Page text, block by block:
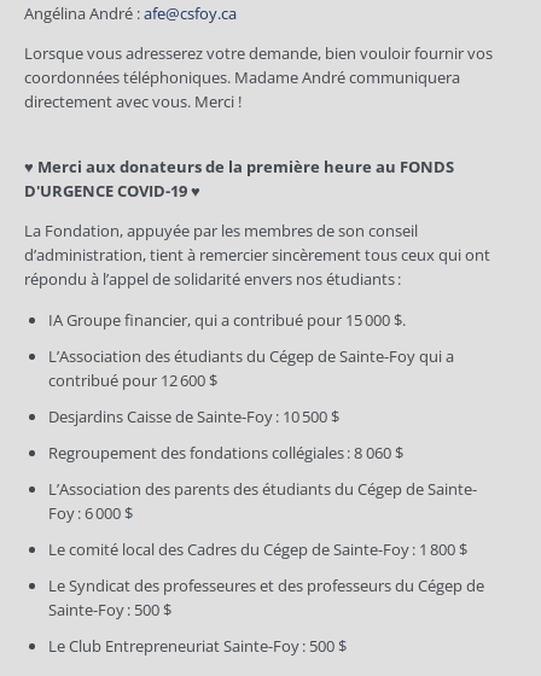
Angélina André :afe@csfoy.ca
Lorsque vous adresserez votre demande, bien vouloir fournir vos
coordonnées téléphoniques. Madame André communiquera
directement avec vous. Merci !
♥ Merci aux donateurs de la première heure au FONDS
D'URGENCE COVID-19 ♥
La Fondation, appuyée par les membres de son conseil
d’administration, tient à remercier sincèrement tous ceux qui ont
répondu à l’appel de solidarité envers nos étudiants :
IA Groupe financier, qui a contribué pour 15 000 $.
L’Association des étudiants du Cégep de Sainte-Foy qui a
contribué pour 12 600 $
Desjardins Caisse de Sainte-Foy : 10 500 $
Regroupement des fondations collégiales : 8 060 $
L’Association des parents des étudiants du Cégep de Sainte-
Foy : 6 000 $
Le comité local des Cadres du Cégep de Sainte-Foy : 1 800 $
Le Syndicat des professeures et des professeurs du Cégep de
Sainte-Foy : 500 $
Le Club Entrepreneuriat Sainte-Foy : 500 $